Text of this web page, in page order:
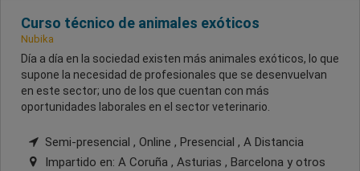
Curso técnico de animales exóticos
Nubika
Día a día en la sociedad existen más animales exóticos, lo que
supone la necesidad de profesionales que se desenvuelvan
en este sector; uno de los que cuentan con más
oportunidades laborales en el sector veterinario.
Semi-presencial , Online , Presencial , A Distancia
Impartido en: A Coruña , Asturias , Barcelona y otros